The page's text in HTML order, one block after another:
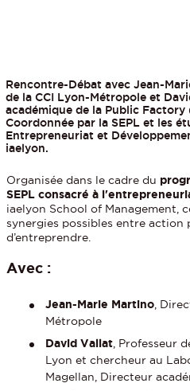
Rencontre-Débat avec Jean-
de la CCI Lyon-Métropole et
académique de la Public Factory
Coordonnée par la SEPL et les
Entrepreneuriat et
iaelyon.
Organisée dans le cadre du
SEPL consacré à
iaelyon School of Management,
synergies possibles entre action
d’entreprendre.
Avec :
Jean-Marie Martino ,
Métropole
David Vallat , Professeur
Lyon et chercheur au
Magellan, Directeur